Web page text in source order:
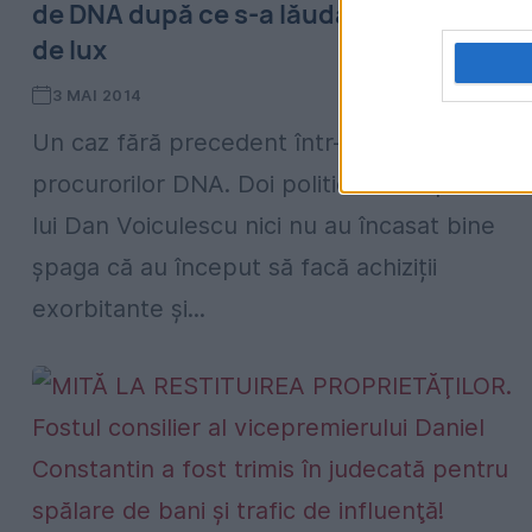
de DNA după ce s-a lăudat cu maşinile
de lux
3 MAI 2014
Un caz fără precedent într-o anchetă a
procurorilor DNA. Doi politicieni din partidul
lui Dan Voiculescu nici nu au încasat bine
șpaga că au început să facă achiziții
exorbitante și...